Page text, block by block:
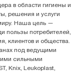
в Казахстане Пр.
в области гигиены и
решения и услуги
Наша цель —
пользы потребителей,
клиентов и общества.
под ведущими
сильными
Knix, Leukoplast,